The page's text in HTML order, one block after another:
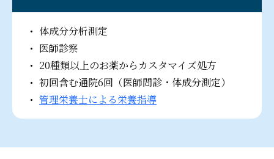
体成分分析測定
医師診察
20種類以上のお薬からカスタマイズ処方
初回含む通院6回（医師問診・体成分測定）
管理栄養士による栄養指導